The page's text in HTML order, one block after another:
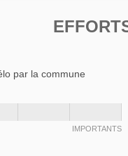
par la commune
IMPORTANTS